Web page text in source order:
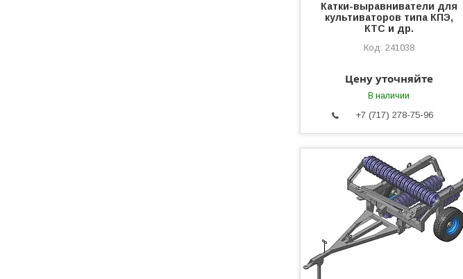
Катки-выравниватели для
культиваторов типа КПЭ,
КТС и др.
241038
Цену уточняйте
В наличии
+7 (717) 278-75-96